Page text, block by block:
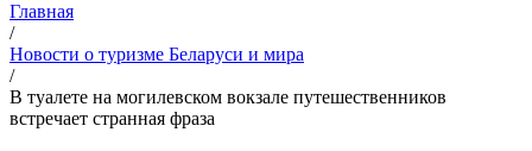
Главная
/
Новости о туризме Беларуси и мира
/
В туалете на могилевском вокзале путешественников
встречает странная фраза